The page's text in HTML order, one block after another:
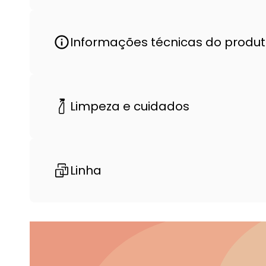
Informações técnicas do
Limpeza e cuidados
Linha